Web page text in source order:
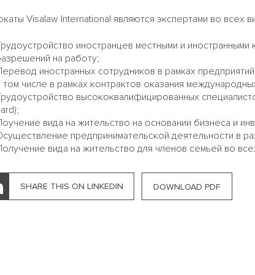
Visalaw International являются экспертами во всех
иностранцев местными и
на работу;
иностранных сотрудников в рамках
том числе в рамках контрактов оказания
высококвалифицированных
вида на жительство на основании бизнеса и
предпринимательской деятельности в
вида на жительство для членов семьей во
SHARE THIS ON LINKEDIN DOWNLOAD PDF